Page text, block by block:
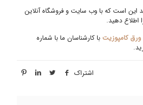
این است که با وب سایت و فروشگاه آنلاین
اطلاع دهید.
کامپوزیت با کارشناسان ما با شماره
اشتراک